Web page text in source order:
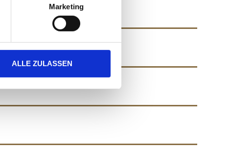
Marketing
ALLE ZULASSEN